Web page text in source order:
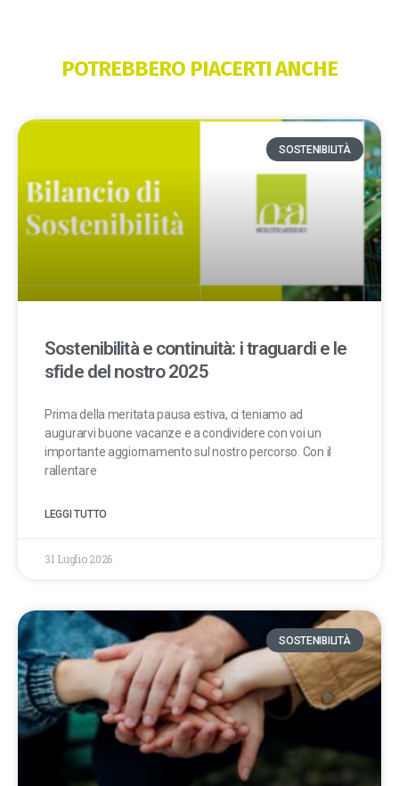
POTREBBERO PIACERTI ANCHE
SOSTENIBILITÀ
Sostenibilità e continuità: i traguardi e le
sfide del nostro 2025
Prima della meritata pausa estiva, ci teniamo ad
augurarvi buone vacanze e a condividere con voi un
importante aggiornamento sul nostro percorso. Con il
rallentare
LEGGI TUTTO
31 Luglio 2026
SOSTENIBILITÀ